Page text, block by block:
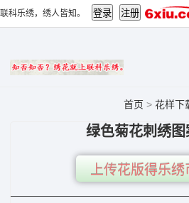
联科乐绣，绣人皆知。
首页 > 花样下
绿色菊花刺绣
上传花版得乐绣